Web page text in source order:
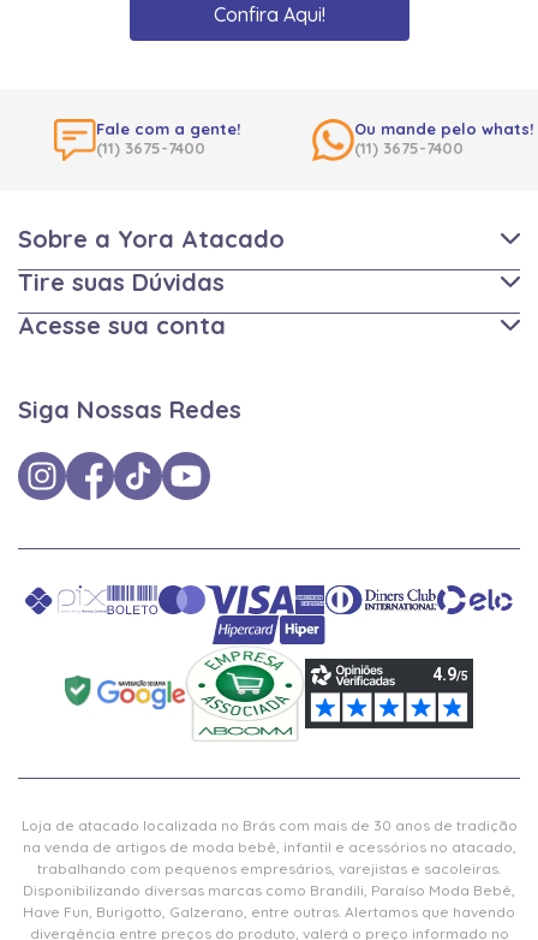
Confira Aqui!
Fale com a gente!
(11) 3675-7400
Ou mande pelo whats!
(11) 3675-7400
Sobre a Yora Atacado
Tire suas Dúvidas
Acesse sua conta
Siga Nossas Redes
Loja de atacado localizada no Brás com mais de 30 anos de tradição
na venda de artigos de moda bebê, infantil e acessórios no atacado,
trabalhando com pequenos empresários, varejistas e sacoleiras.
Disponibilizando diversas marcas como Brandili, Paraíso Moda Bebê,
Have Fun, Burigotto, Galzerano, entre outras. Alertamos que havendo
divergência entre preços do produto, valerá o preço informado no